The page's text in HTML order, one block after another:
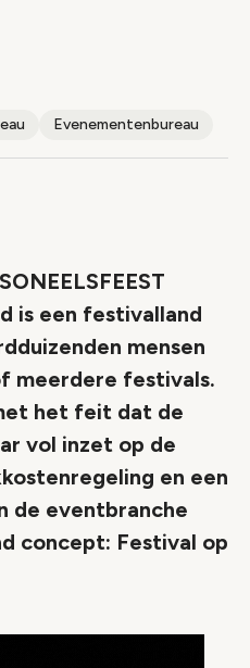
Evenementenbureau
is een festivalland
mensen
meerdere festivals.
het feit dat de
vol inzet op de
en een
de eventbranche
concept: Festival op